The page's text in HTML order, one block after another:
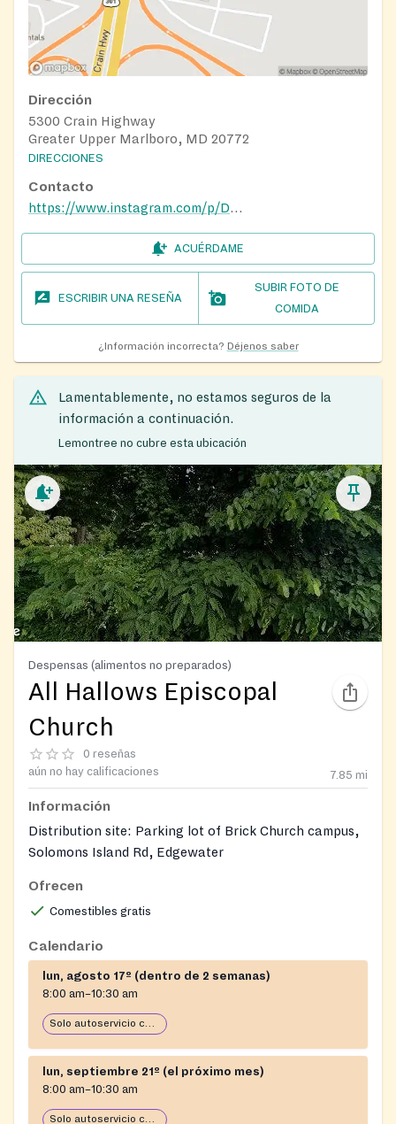
Dirección
5300 Crain Highway
Greater Upper Marlboro, MD 20772
DIRECCIONES
Contacto
https://www.instagram.com/p/DSU6AZLDpqJ/
ACUÉRDAME
ESCRIBIR UNA RESEÑA
SUBIR FOTO DE
COMIDA
¿Información incorrecta? Déjenos saber
Lamentablemente, no estamos seguros de la
información a continuación.
Lemontree no cubre esta ubicación
Despensas (alimentos no preparados)
All Hallows Episcopal
Church
0 reseñas
aún no hay calificaciones
7.85 mi
Información
Distribution site: Parking lot of Brick Church campus,
Solomons Island Rd, Edgewater
Ofrecen
Comestibles gratis
Calendario
lun, agosto 17º (dentro de 2 semanas)
8:00 am–10:30 am
Solo autoservicio con carro
lun, septiembre 21º (el próximo mes)
8:00 am–10:30 am
Solo autoservicio con carro